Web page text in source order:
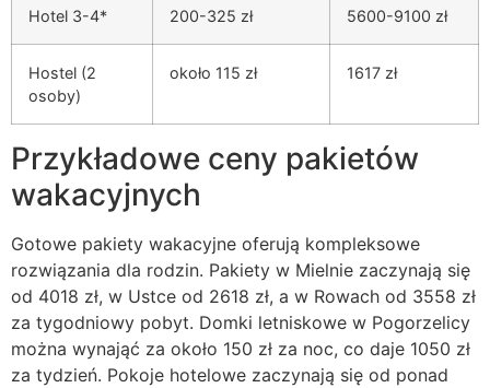
Hotel 3-4* 200-325 zł 5600-9100 zł
Hostel (2
osoby)
około 115 zł 1617 zł
Przykładowe ceny pakietów
wakacyjnych
Gotowe pakiety wakacyjne oferują kompleksowe
rozwiązania dla rodzin. Pakiety w Mielnie zaczynają się
od 4018 zł, w Ustce od 2618 zł, a w Rowach od 3558 zł
za tygodniowy pobyt. Domki letniskowe w Pogorzelicy
można wynająć za około 150 zł za noc, co daje 1050 zł
za tydzień. Pokoje hotelowe zaczynają się od ponad